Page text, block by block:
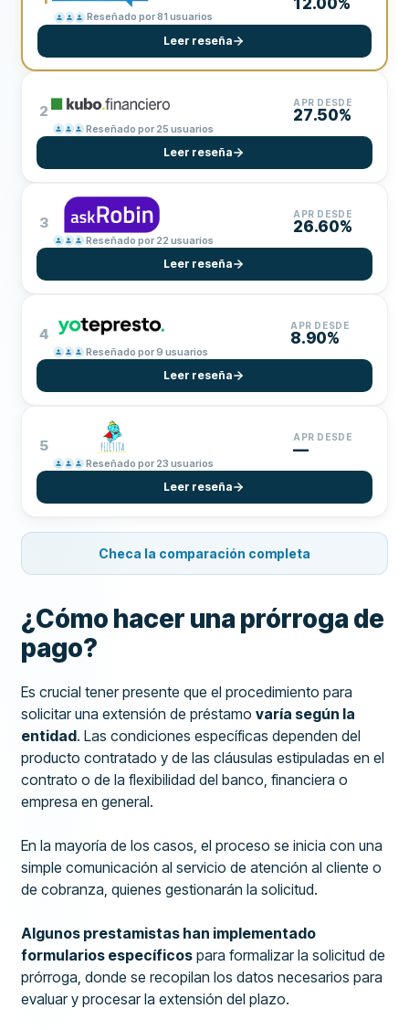
Reseñado por 81 usuarios
Leer reseña
2
Reseñado por 25 usuarios
APR DESDE
27.50%
Leer reseña
3
Reseñado por 22 usuarios
APR DESDE
26.60%
Leer reseña
4
Reseñado por 9 usuarios
APR DESDE
8.90%
Leer reseña
5
Reseñado por 23 usuarios
APR DESDE
—
Leer reseña
Checa la comparación completa
¿Cómo hacer una prórroga de
pago?
Es crucial tener presente que el procedimiento para
solicitar una extensión de préstamovaría según la
entidad. Las condiciones específicas dependen del
producto contratado y de las cláusulas estipuladas en el
contrato o de la flexibilidad del banco, financiera o
empresa en general.
En la mayoría de los casos, el proceso se inicia con una
simple comunicación al servicio de atención al cliente o
de cobranza, quienes gestionarán la solicitud.
Algunos prestamistas han implementado
formularios específicos para formalizar la solicitud de
prórroga, donde se recopilan los datos necesarios para
evaluar y procesar la extensión del plazo.